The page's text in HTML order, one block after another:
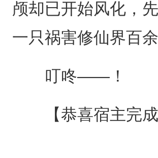
颅却已开始风化，
一只祸害修仙界百
叮咚——！
【恭喜宿主完成